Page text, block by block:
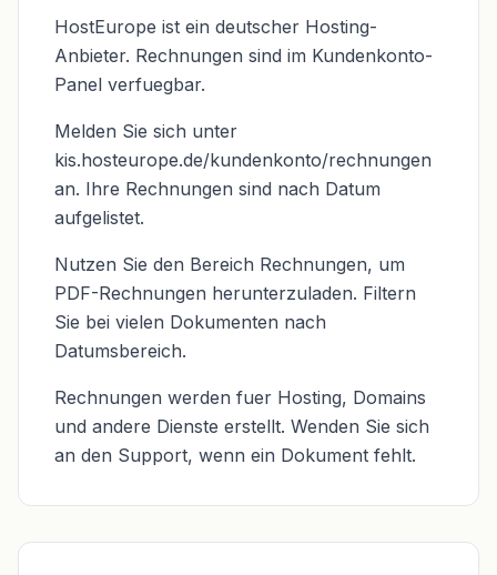
HostEurope ist ein deutscher Hosting-
Anbieter. Rechnungen sind im Kundenkonto-
Panel verfuegbar.
Melden Sie sich unter
kis.hosteurope.de/kundenkonto/rechnungen
an. Ihre Rechnungen sind nach Datum
aufgelistet.
Nutzen Sie den Bereich Rechnungen, um
PDF-Rechnungen herunterzuladen. Filtern
Sie bei vielen Dokumenten nach
Datumsbereich.
Rechnungen werden fuer Hosting, Domains
und andere Dienste erstellt. Wenden Sie sich
an den Support, wenn ein Dokument fehlt.